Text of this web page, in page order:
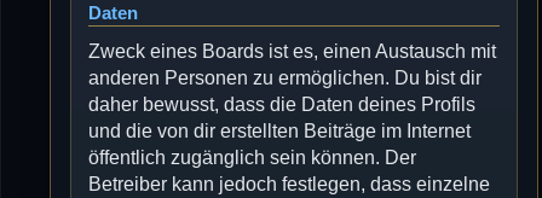
Daten
Zweck eines Boards ist es, einen Austausch mit
anderen Personen zu ermöglichen. Du bist dir
daher bewusst, dass die Daten deines Profils
und die von dir erstellten Beiträge im Internet
öffentlich zugänglich sein können. Der
Betreiber kann jedoch festlegen, dass einzelne